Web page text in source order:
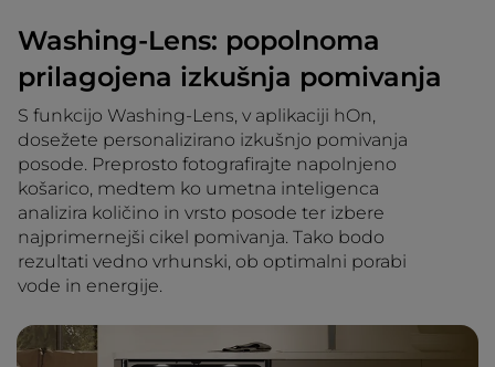
Washing-Lens: popolnoma
prilagojena izkušnja pomivanja
S funkcijo Washing-Lens, v aplikaciji hOn,
dosežete personalizirano izkušnjo pomivanja
posode. Preprosto fotografirajte napolnjeno
košarico, medtem ko umetna inteligenca
analizira količino in vrsto posode ter izbere
najprimernejši cikel pomivanja. Tako bodo
rezultati vedno vrhunski, ob optimalni porabi
vode in energije.